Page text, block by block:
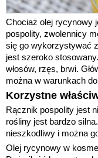
Chociaż olej rycynowy
pospolity, zwolennicy
się go wykorzystywać
jest szeroko
włosów, rzęs, brwi.
można w warunkach
Korzystne
Rącznik pospolity jest
rośliny jest bardzo
nieszkodliwy i można
Olej rycynowy w